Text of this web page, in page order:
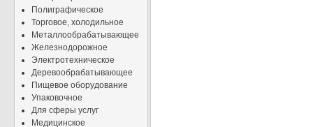
Полиграфическое
Торговое, холодильное
Металлообрабатывающее
Железнодорожное
Электротехническое
Деревообрабатывающее
Пищевое оборудование
Упаковочное
Для сферы услуг
Медицинское